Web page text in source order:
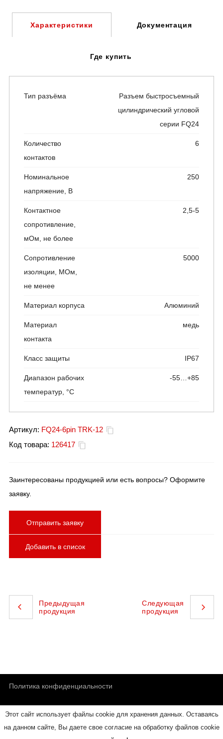
Характеристики Документация
Где купить
Тип разъёма
Разъем быстросъемный
цилиндрический угловой
серии FQ24
Количество
контактов
6
Номинальное
напряжение, В
250
Контактное
сопротивление,
мОм, не более
2,5-5
Сопротивление
изоляции, МОм,
не менее
5000
Материал корпуса Алюминий
Материал
контакта
медь
Класс защиты IP67
Диапазон рабочих
температур, °C
-55…+85
Артикул: FQ24-6pin TRK-12
Код товара: 126417
Заинтересованы продукцией или есть вопросы? Оформите
заявку.
Отправить заявку
Добавить в список
Предыдущая
продукция
Следующая
продукция
Этот сайт использует файлы cookie для хранения данных. Оставаясь
на данном сайте, Вы даете свое согласие на обработку файлов cookie
Политика конфиденциальности
Обратная связь